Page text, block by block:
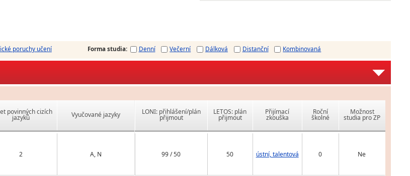
poruchy učení Forma studia: Denní Večerní Dálková Distanční Kombinovaná
povinných cizích
jazyků Vyučované jazyky
2 A, N
LONI: přihlášení/plán
přijmout
LETOS: plán
přijmout
Přijímací
zkouška
Roční
školné
Možnost
studia pro ZP
99 / 50 50 ústní, talentová 0 Ne